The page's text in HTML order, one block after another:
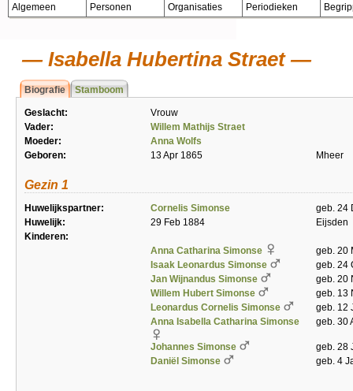
Algemeen Personen Organisaties Periodieken
Isabella Hubertina Straet
Biografie Stamboom
Geslacht:
Vrouw
Vader:
Willem Mathijs Straet
Moeder:
Anna Wolfs
Geboren:
13 Apr 1865 Mheer
Gezin 1
Huwelijkspartner: Cornelis Simonse
geb. 24
Huwelijk:
29 Feb 1884
Eijsden
Kinderen:
Anna Catharina Simonse
geb. 20
Isaak Leonardus Simonse
geb. 24
Jan Wijnandus Simonse
geb. 20
Willem Hubert Simonse
geb. 13
Leonardus Cornelis Simonse
geb. 12
Anna Isabella Catharina Simonse
geb. 30
Johannes Simonse
geb. 28
Daniël Simonse
geb. 4